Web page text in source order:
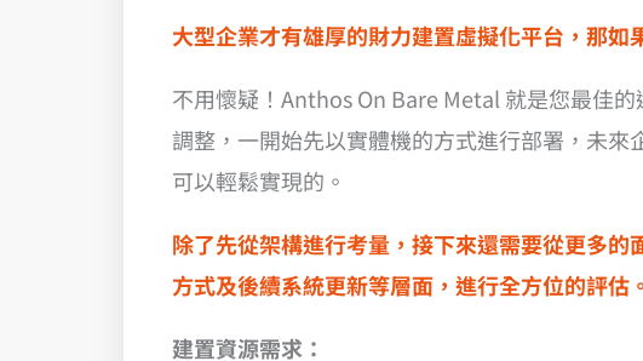
大型企業才有雄厚的財力建置虛擬化平台，那如
不用懷疑！Anthos On Bare Metal 就是您最佳
調整，一開始先以實體機的方式進行部署，未
可以輕鬆實現的。
除了先從架構進行考量，接下來還需要從更多
方式及後續系統更新等層面，進行全方位的評估。
建置資源需求：